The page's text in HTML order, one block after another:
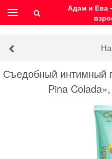
Адам и Ева
Съедобный интимный
Pina